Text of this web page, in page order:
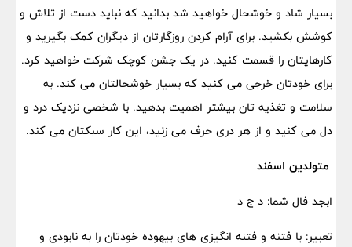
بسیار شاد و خوشحال خواهید شد بدانید که نباید دست از تلاش و
کوشش بکشید. برای آرام کردن روزگارتان از دیگران کمک بگیرید و
کارهایتان را قسمت کنید. در یک جشن کوچک شرکت خواهید کرد.
برای خودتان خرجی می کنید که بسیار خوشحالتان می کند. به
سلامت و تغذیه تان بیشتر اهمیت بدهید. با شخصی نزدیک درد و
دل می کنید و از هر دری حرف می زنید، این کار سبکتان می کند.
متولدین اسفند
ابجد فال شما: د ج د
تعبیر: با فتنه و فتنه انگیزی های بیهوده خودتان را به نابودی و